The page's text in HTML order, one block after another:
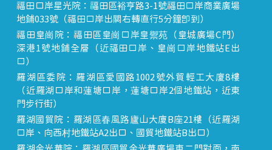
福田口岸星光院：福田區裕亨路3-1號福田口岸商業廣場
地鋪033號（福田口岸出關右轉直行5分鐘即到）
福田皇崗院：福田區皇崗口岸皇禦苑（皇城廣場C門）
深港1號地鋪全層（近福田口岸、皇崗口岸地鐵站E出
口）
羅湖區委院：羅湖區愛國路1002號外貿輕工大廈8樓
（近羅湖口岸和蓮塘口岸，蓮塘口岸2個地鐵站，近東
門步行街）
羅湖國貿院：羅湖區春風路廬山大廈B座21樓（近羅湖
口岸、向西村地鐵站A2出口、國貿地鐵站B出口）